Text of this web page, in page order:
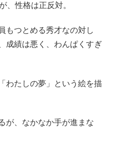
、性格は正反対。
もつとめる秀才なの対し
成績は悪く、わんぱくすぎ
わたしの夢」という絵を描
が、なかなか手が進まな